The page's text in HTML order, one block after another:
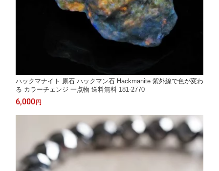
ハックマナイト 原石 ハックマン石 Hackmanite 紫外線で色が変わ
る カラーチェンジ 一点物 送料無料 181-2770
6,000 円